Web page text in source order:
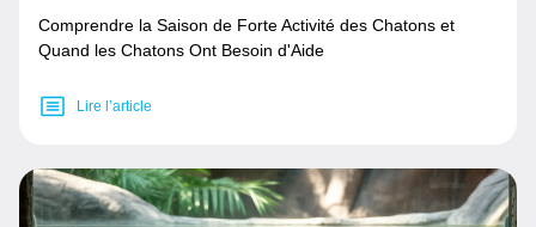
Comprendre la Saison de Forte Activité des Chatons et
Quand les Chatons Ont Besoin d'Aide
Lire l’article